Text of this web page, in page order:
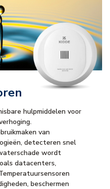
hulpmiddelen voor
van
detecteren snel
wordt
datacenters,
beschermen